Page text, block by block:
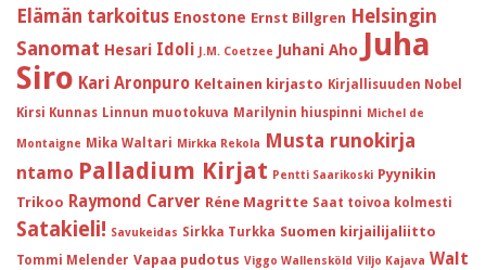
Elämän tarkoitus Enostone Ernst Billgren Helsingin
Sanomat Hesari Idoli J.M. Coetzee Juhani Aho Juha
Siro Kari Aronpuro Keltainen kirjasto Kirjallisuuden Nobel
Kirsi Kunnas Linnun muotokuva Marilynin hiuspinni Michel de
Montaigne Mika Waltari Mirkka Rekola Musta runokirja
ntamo Palladium Kirjat Pentti Saarikoski Pyynikin
Trikoo Raymond Carver Réne Magritte Saat toivoa kolmesti
Satakieli! Savukeidas Sirkka Turkka Suomen kirjailijaliitto
Tommi Melender Vapaa pudotus Viggo Wallensköld Viljo Kajava Walt